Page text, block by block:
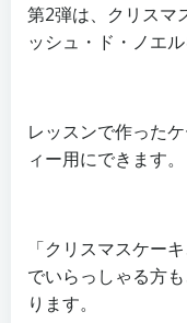
第2弾は、クリスマ
ッシュ・ド・ノエ
レッスンで作った
ィー用にできます。
「クリスマスケー
でいらっしゃる方
ります。